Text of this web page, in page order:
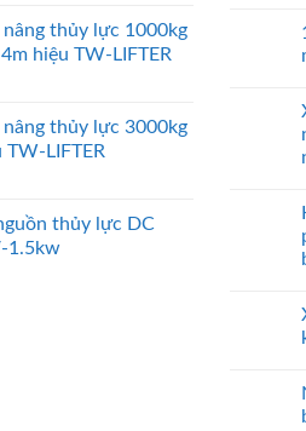
nâng thủy lực 1000kg
hiệu TW-LIFTER
nâng thủy lực 3000kg
TW-LIFTER
thủy lực DC
1.5kw